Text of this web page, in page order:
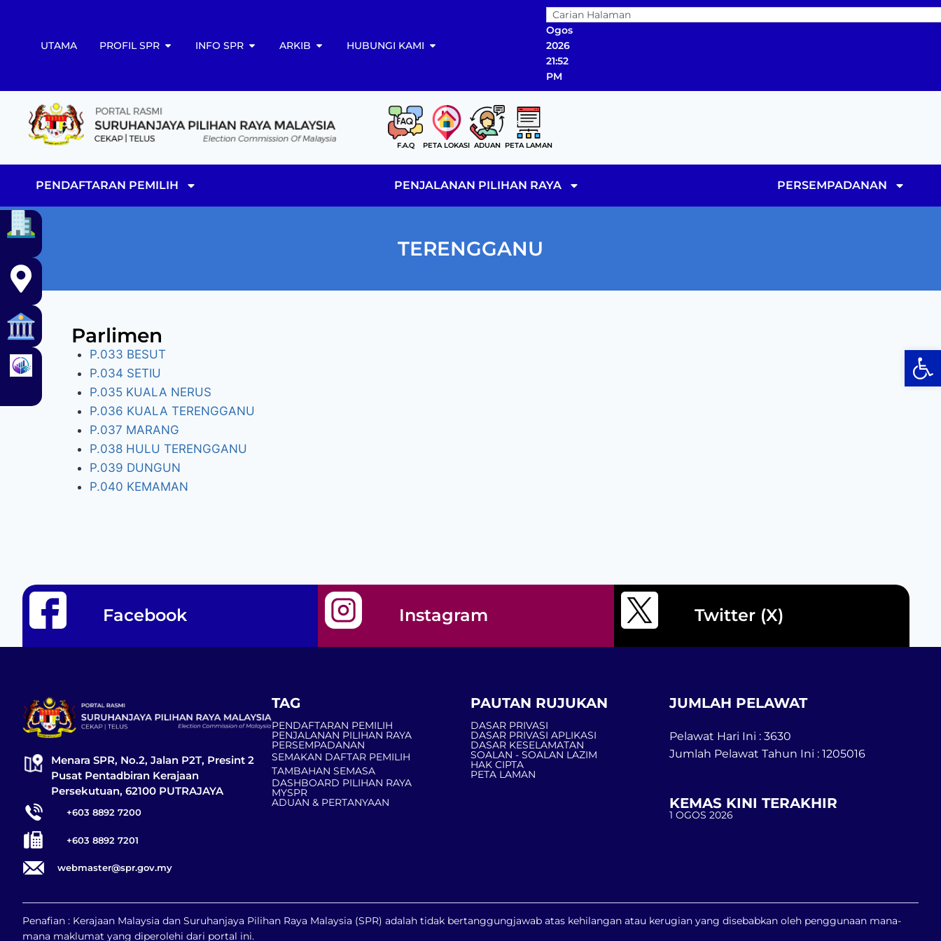
UTAMA PROFIL SPR INFO SPR ARKIB HUBUNGI KAMI
06
Ogos
2026
21:52
PM
F.A.Q PETA LOKASI ADUAN PETA LAMAN
PENDAFTARAN PEMILIH PENJALANAN PILIHAN RAYA PERSEMPADANAN
TERENGGANU
Parlimen
P.033 BESUT
P.034 SETIU
P.035 KUALA NERUS
P.036 KUALA TERENGGANU
P.037 MARANG
P.038 HULU TERENGGANU
P.039 DUNGUN
P.040 KEMAMAN
Facebook Instagram Twitter (X)
Menara SPR, No.2, Jalan P2T, Presint 2
Pusat Pentadbiran Kerajaan
Persekutuan, 62100 PUTRAJAYA
+603 8892 7200
+603 8892 7201
webmaster@spr.gov.my
TAG
PENDAFTARAN PEMILIH
PENJALANAN PILIHAN RAYA
PERSEMPADANAN
SEMAKAN DAFTAR PEMILIH
TAMBAHAN SEMASA
DASHBOARD PILIHAN RAYA
MYSPR
ADUAN & PERTANYAAN
PAUTAN RUJUKAN
DASAR PRIVASI
DASAR PRIVASI APLIKASI
DASAR KESELAMATAN
SOALAN - SOALAN LAZIM
HAK CIPTA
PETA LAMAN
JUMLAH PELAWAT
Pelawat Hari Ini : 3630
Jumlah Pelawat Tahun Ini : 1205016
KEMAS KINI TERAKHIR
1 OGOS 2026
Penafian : Kerajaan Malaysia dan Suruhanjaya Pilihan Raya Malaysia (SPR) adalah tidak bertanggungjawab atas kehilangan atau kerugian yang disebabkan oleh penggunaan mana-
mana maklumat yang diperolehi dari portal ini.